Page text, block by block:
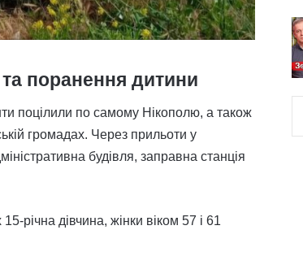
поранення дитини
поцілили по самому Нікополю, а також
громадах. Через прильоти у
будівля, заправна станція
річна дівчина, жінки віком 57 і 61